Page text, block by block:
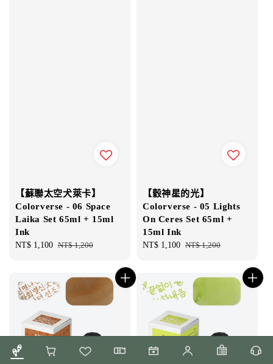
【蘇聯太空犬萊卡】
Colorverse - 06 Space
Laika Set 65ml + 15ml
Ink
Sale
NT$ 1,100 Regular
NT$ 1,200
【穀神星的光】
Colorverse - 05 Lights
On Ceres Set 65ml +
15ml Ink
Sale
NT$ 1,100 Regular
NT$ 1,200